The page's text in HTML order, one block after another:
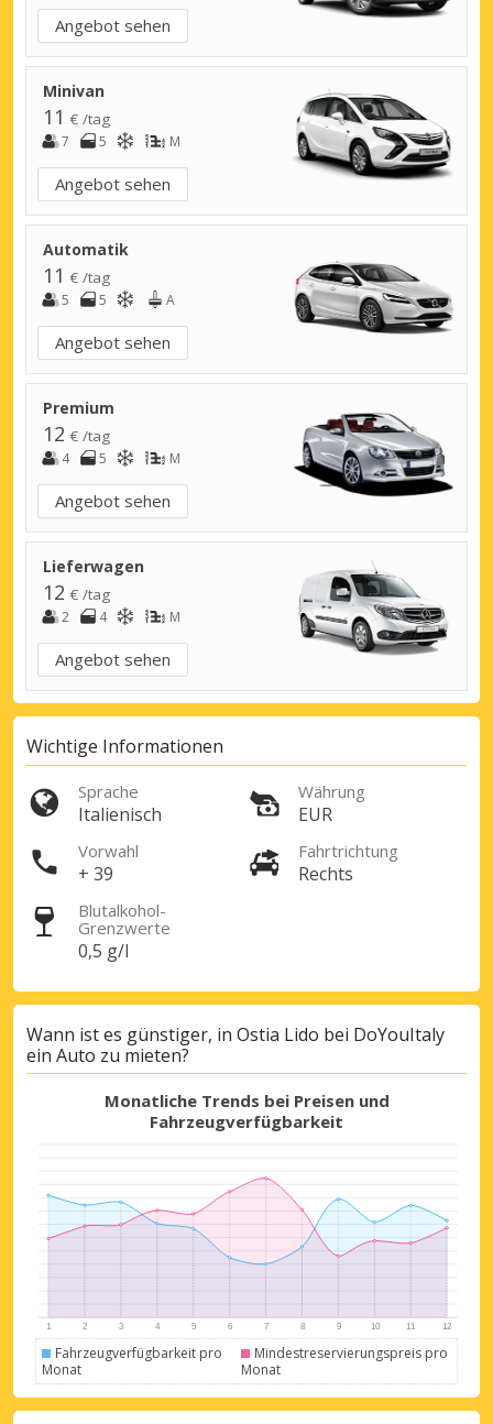
Top-Ersparnisses
Erhalten Sie Zugang zu exklusiven
Partnerangeboten
Minivan
11 € /tag
Automatik
11 € /tag
Premium
12 € /tag
Lieferwagen
12 € /tag
Angebot sehen
7 5 M
Angebot sehen
5 5 A
Angebot sehen
4 5 M
Angebot sehen
2 4 M
Angebot sehen
Wichtige Informationen
Sprache
Italienisch
Währung
EUR
Vorwahl
+ 39
Fahrtrichtung
Rechts
Blutalkohol-
Grenzwerte
0,5 g/l
Wann ist es günstiger, in Ostia Lido bei DoYouItaly
ein Auto zu mieten?
Monatliche Trends bei Preisen und
Fahrzeugverfügbarkeit
Fahrzeugverfügbarkeit pro
Monat
Mindestreservierungspreis pro
Monat